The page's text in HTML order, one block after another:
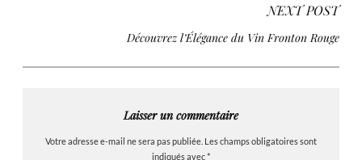
NEXT POST
Découvrez l’Élégance du Vin Fronton Rouge
Laisser un commentaire
Votre adresse e-mail ne sera pas publiée. Les champs obligatoires sont
indiqués avec*